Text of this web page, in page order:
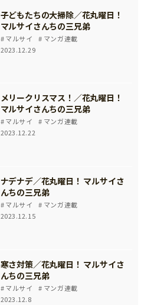
子どもたちの大掃除／花丸曜日！
マルサイさんちの三兄弟
マルサイ
マンガ連載
2023.12.29
メリークリスマス！／花丸曜日！
マルサイさんちの三兄弟
マルサイ
マンガ連載
2023.12.22
ナデナデ／花丸曜日！ マルサイさ
んちの三兄弟
マルサイ
マンガ連載
2023.12.15
寒さ対策／花丸曜日！ マルサイさ
んちの三兄弟
マルサイ
マンガ連載
2023.12.8